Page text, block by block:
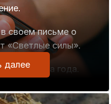
своем письме о
«Светлые силы».
два года.
обратно на
далее